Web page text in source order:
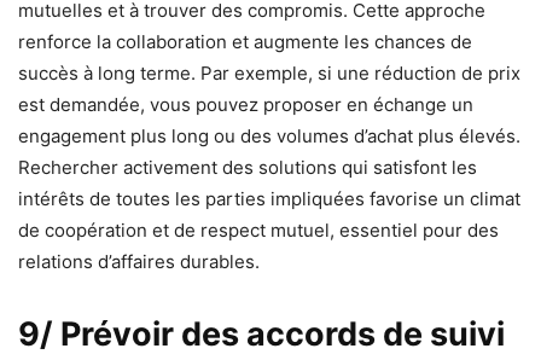
mutuelles et à trouver des compromis. Cette approche
renforce la collaboration et augmente les chances de
succès à long terme. Par exemple, si une réduction de prix
est demandée, vous pouvez proposer en échange un
engagement plus long ou des volumes d’achat plus élevés.
Rechercher activement des solutions qui satisfont les
intérêts de toutes les parties impliquées favorise un climat
de coopération et de respect mutuel, essentiel pour des
relations d’affaires durables.
9/ Prévoir des accords de suivi